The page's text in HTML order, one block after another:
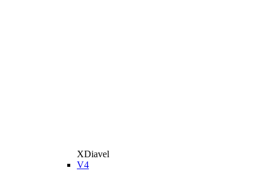
XDiavel
V4